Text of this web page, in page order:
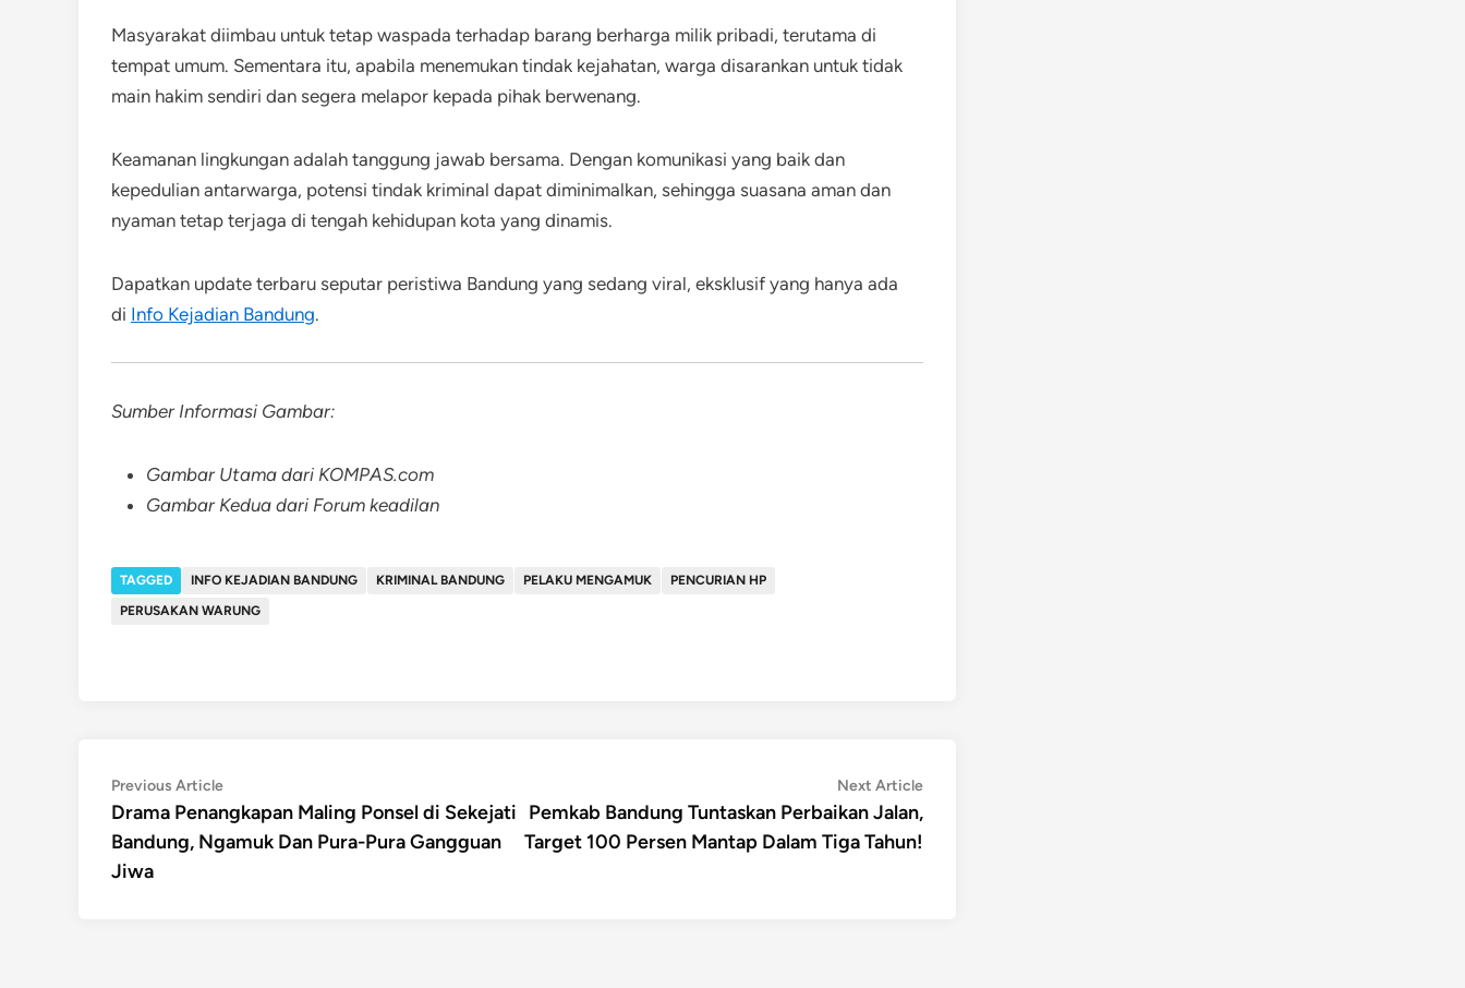
Masyarakat diimbau untuk tetap waspada terhadap barang berharga milik pribadi, terutama di
tempat umum. Sementara itu, apabila menemukan tindak kejahatan, warga disarankan untuk tidak
main hakim sendiri dan segera melapor kepada pihak berwenang.
Keamanan lingkungan adalah tanggung jawab bersama. Dengan komunikasi yang baik dan
kepedulian antarwarga, potensi tindak kriminal dapat diminimalkan, sehingga suasana aman dan
nyaman tetap terjaga di tengah kehidupan kota yang dinamis.
Dapatkan update terbaru seputar peristiwa Bandung yang sedang viral, eksklusif yang hanya ada
di Info Kejadian Bandung.
Sumber Informasi Gambar:
Gambar Utama dari KOMPAS.com
Gambar Kedua dari Forum keadilan
TAGGED INFO KEJADIAN BANDUNG KRIMINAL BANDUNG PELAKU MENGAMUK
PENCURIAN HP
PERUSAKAN WARUNG
Post
navigation
Previous ArticlePrevious
article:
Drama Penangkapan Maling Ponsel di Sekejati
Bandung, Ngamuk Dan Pura-Pura Gangguan
Jiwa​
Next ArticleNext
Pemkab Bandung Tuntaskan Perbaikan Jalan,
Target 100 Persen Mantap Dalam Tiga Tahun!